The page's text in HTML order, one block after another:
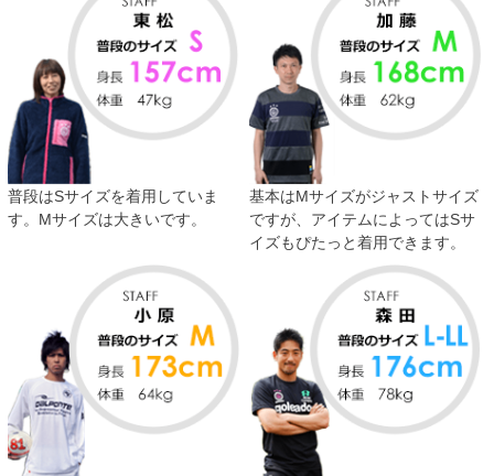
普段はSサイズを着用していま
す。Mサイズは大きいです。
基本はMサイズがジャストサイズ
ですが、アイテムによってはSサ
イズもぴたっと着用できます。